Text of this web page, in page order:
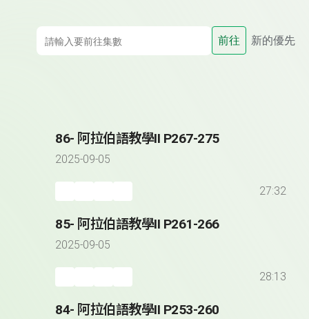
前往 新的優先
86- 阿拉伯語教學II P267-275
2025-09-05
27:32
85- 阿拉伯語教學II P261-266
2025-09-05
28:13
84- 阿拉伯語教學II P253-260